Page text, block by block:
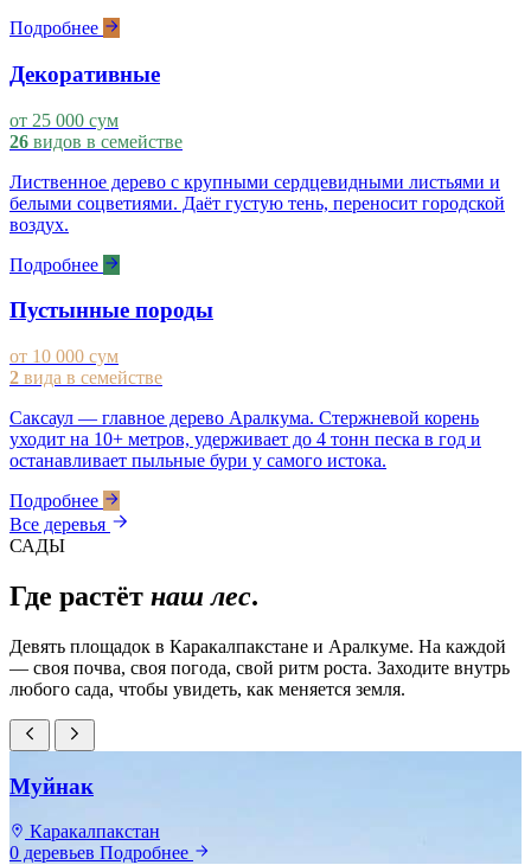
Подробнее
Декоративные
от 25 000 сум
26 видов в семействе
Лиственное дерево с крупными сердцевидными листьями и
белыми соцветиями. Даёт густую тень, переносит городской
воздух.
Подробнее
Пустынные породы
от 10 000 сум
2 вида в семействе
Саксаул — главное дерево Аралкума. Стержневой корень
уходит на 10+ метров, удерживает до 4 тонн песка в год и
останавливает пыльные бури у самого истока.
Подробнее
Все деревья
САДЫ
Где растёт наш лес.
Девять площадок в Каракалпакстане и Аралкуме. На каждой
— своя почва, своя погода, свой ритм роста. Заходите внутрь
любого сада, чтобы увидеть, как меняется земля.
Муйнак
Каракалпакстан
0 деревьев Подробнее